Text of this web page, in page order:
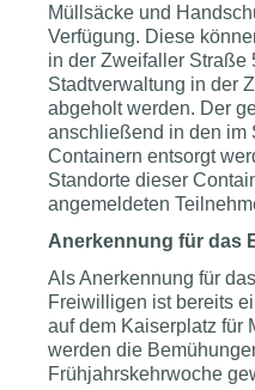
Müllsäcke und
Verfügung. Diese
in der Zweifaller Straße
Stadtverwaltung in der
abgeholt werden. Der
anschließend in den im
Containern entsorgt
Standorte dieser
angemeldeten
Anerkennung für das
Als Anerkennung für
Freiwilligen ist bereits
auf dem Kaiserplatz für
werden die
Frühjahrskehrwoche